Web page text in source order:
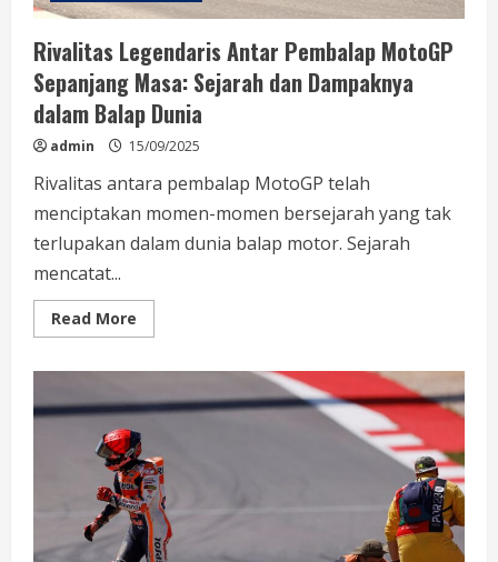
Rivalitas Legendaris Antar Pembalap MotoGP
Sepanjang Masa: Sejarah dan Dampaknya
dalam Balap Dunia
admin 15/09/2025
Rivalitas antara pembalap MotoGP telah
menciptakan momen-momen bersejarah yang tak
terlupakan dalam dunia balap motor. Sejarah
mencatat...
Read More
more
Antar
Pembalap
Sepanjang
Masa:
Sejarah
dan
Dampaknya
dalam
Balap
Dunia